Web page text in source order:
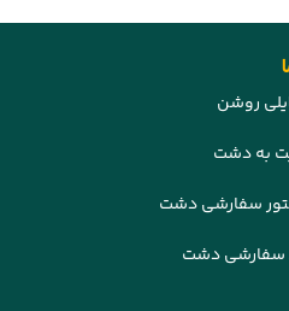
روشن
به دشت
سفارشی دشت
سفارشی دشت